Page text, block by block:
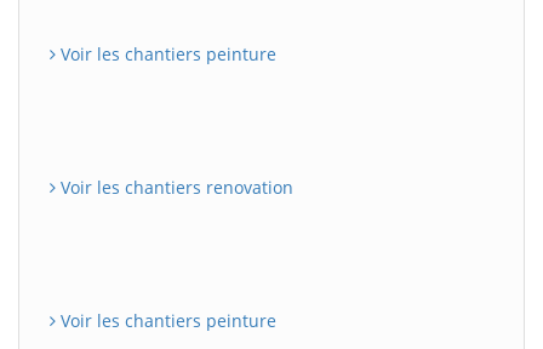
Voir les chantiers peinture
Voir les chantiers renovation
Voir les chantiers peinture